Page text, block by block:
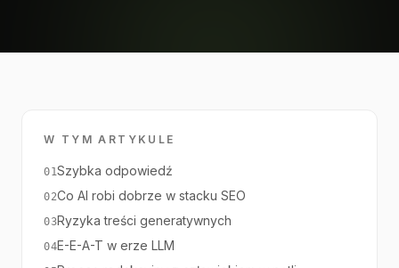
W TYM ARTYKULE
01Szybka odpowiedź
02Co AI robi dobrze w stacku SEO
03Ryzyka treści generatywnych
04E-E-A-T w erze LLM